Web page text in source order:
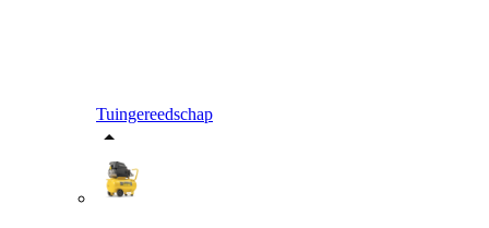
Tuingereedschap